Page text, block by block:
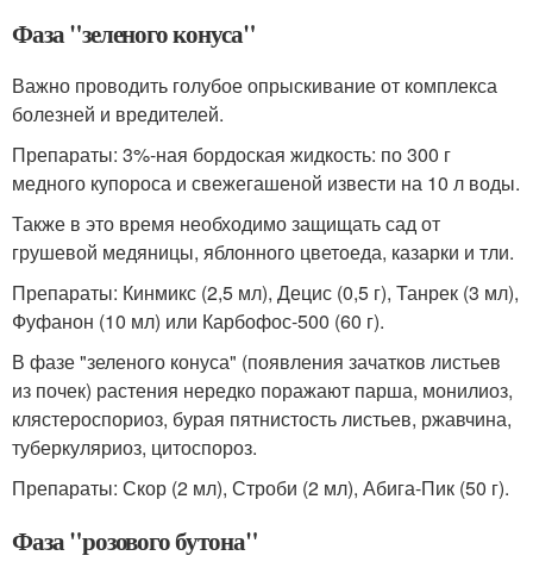
Фаза "зеленого конуса"
Важно проводить голубое опрыскивание от комплекса
болезней и вредителей.
Препараты: 3%-ная бордоская жидкость: по 300 г
медного купороса и свежегашеной извести на 10 л воды.
Также в это время необходимо защищать сад от
грушевой медяницы, яблонного цветоеда, казарки и тли.
Препараты: Кинмикс (2,5 мл), Децис (0,5 г), Танрек (3 мл),
Фуфанон (10 мл) или Карбофос-500 (60 г).
В фазе "зеленого конуса" (появления зачатков листьев
из почек) растения нередко поражают парша, монилиоз,
клястероспориоз, бурая пятнистость листьев, ржавчина,
туберкуляриоз, цитоспороз.
Препараты: Скор (2 мл), Строби (2 мл), Абига-Пик (50 г).
Фаза "розового бутона"